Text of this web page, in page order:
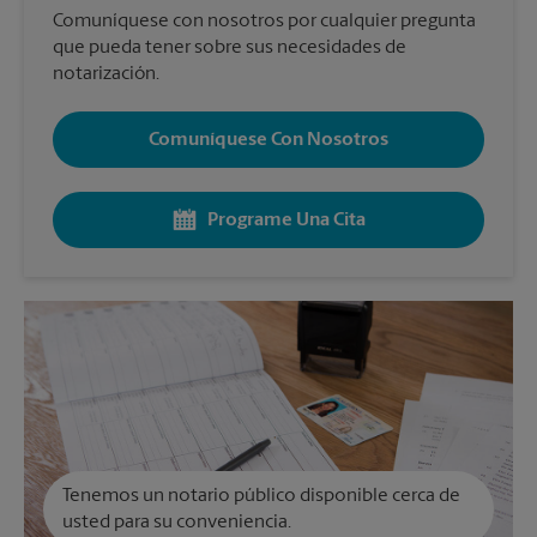
Comuníquese con nosotros por cualquier pregunta
que pueda tener sobre sus necesidades de
notarización.
Comuníquese Con Nosotros
Programe Una Cita
Tenemos un notario público disponible cerca de
usted para su conveniencia.